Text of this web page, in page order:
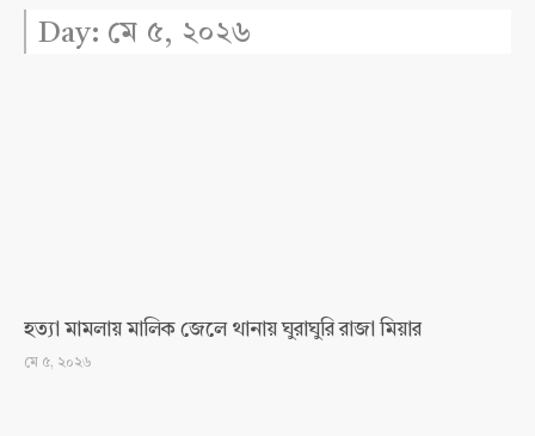
Day: মে ৫, ২০২৬
হত্যা মামলায় মালিক জেলে থানায় ঘুরাঘুরি রাজা মিয়ার
মে ৫, ২০২৬